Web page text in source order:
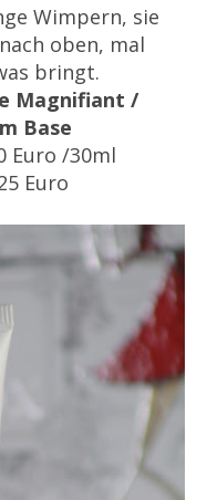
Wimpern, sie
oben, mal
bringt.
Magnifiant /
Base
Euro /30ml
Euro